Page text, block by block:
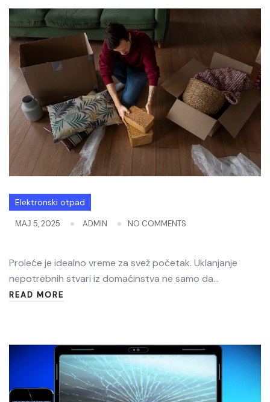
Elektronski otpad
МАЈ 5, 2025 ADMIN NO COMMENTS
Proleće je idealno vreme za svež početak. Uklanjanje
nepotrebnih stvari iz domaćinstva ne samo da…
READ MORE